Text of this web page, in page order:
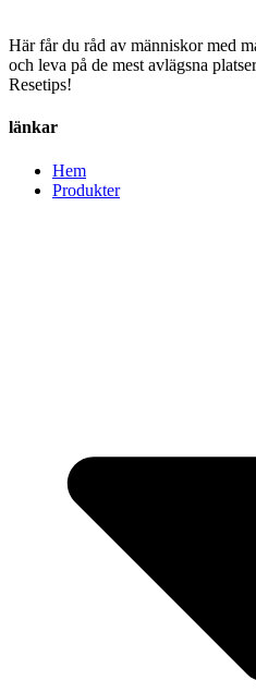
Här får du råd av människor med
och leva på de mest avlägsna
Resetips!
länkar
Hem
Produkter